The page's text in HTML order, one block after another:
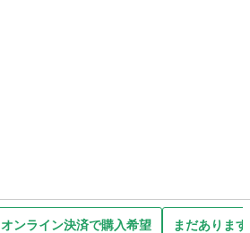
オンライン決済で購入希望 まだありま